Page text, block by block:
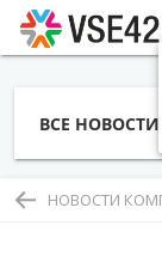
ВСЕ НОВОСТИ
НОВОСТИ